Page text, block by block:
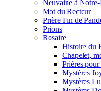
Neuvaine à
Mot du Recteur
Prière Fin de
Prions
Rosaire
Histoire du
Chapelet,
Prières
Mystères
Mystères